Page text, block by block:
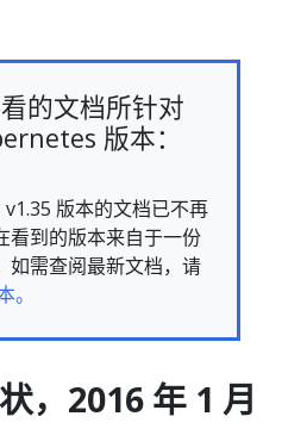
的文档所针对
版本：
版本的文档已不再
看到的版本来自于一份
如需查阅最新文档，请
。
，2016 年 1 月